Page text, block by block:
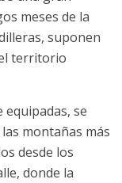
meses de la
suponen
territorio
equipadas, se
montañas más
desde los
donde la